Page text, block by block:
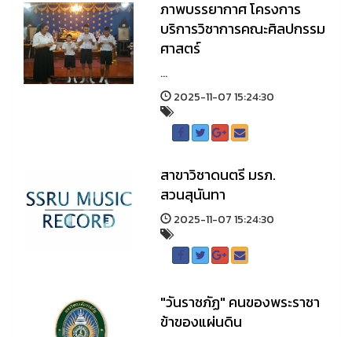
ภาพบรรยากาศ โครงการ
บริการวิชาการคณะศิลปกรรม
ศาสตร์
...
2025-11-07 15:24:30
สาขาวิชาดนตรี มรภ.
สวนสุนันทา
2025-11-07 15:24:30
"วันราชภัฏ" คนของพระราชา
ข้าของแผ่นดิน